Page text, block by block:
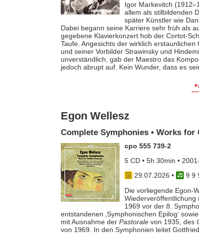
Igor Markevitch
allem als stilbildenden
später Künstler wie
Dabei begann seine Karriere sehr früh als
gegebene Klavierkonzert hob der Cortot-
Taufe. Angesichts der wirklich
und seiner Vorbilder Strawinsky und
unverständlich, gab der Maestro das
jedoch abrupt auf. Kein Wunder, dass es
Egon Wellesz
Complete Symphonies • Works for
cpo 555 739-2
5 CD • 5h 30min •
29.07.2026 •
9 9
Die vorliegende Egon-
Wiederveröffentlichung
1969 vor der 8.
entstandenen ‚Symphonischen Epilog‘
mit Ausnahme der Pastoralevon 1935, des
von 1969. In den Symphonien leitet